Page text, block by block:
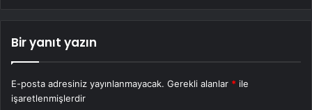
Bir yanıt yazın
E-posta adresiniz yayınlanmayacak. Gerekli alanlar * ile
işaretlenmişlerdir